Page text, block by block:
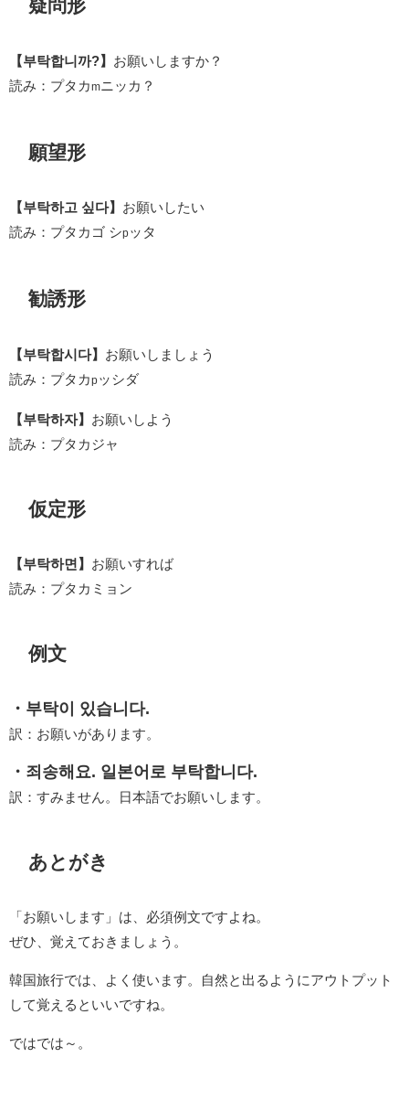
疑問形
【부탁합니까?】 お願いしますか？
読み：プタカm ニッカ？
願望形
【부탁하고 싶다】 お願いしたい
読み：プタカゴ シpッタ
勧誘形
【부탁합시다】 お願いしましょう
読み：プタカpッシダ
【부탁하자】 お願いしよう
読み：プタカジャ
仮定形
【부탁하면】 お願いすれば
読み：プタカミョン
例文
・부탁이 있습니다.
訳：お願いがあります。
・죄송해요. 일본어로 부탁합니다.
訳：すみません。日本語でお願いします。
あとがき
「お願いします」は、必須例文ですよね。
ぜひ、覚えておきましょう。
韓国旅行では、よく使います。自然と出るようにアウトプット
して覚えるといいですね。
ではでは～。